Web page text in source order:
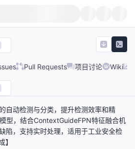
Pull Requests 项目讨论 Wiki
自动检测与分类，提升检测效率和精
型，结合ContextGuideFPN特征融合机
陷，支持实时处理，适用于工业安全检
】